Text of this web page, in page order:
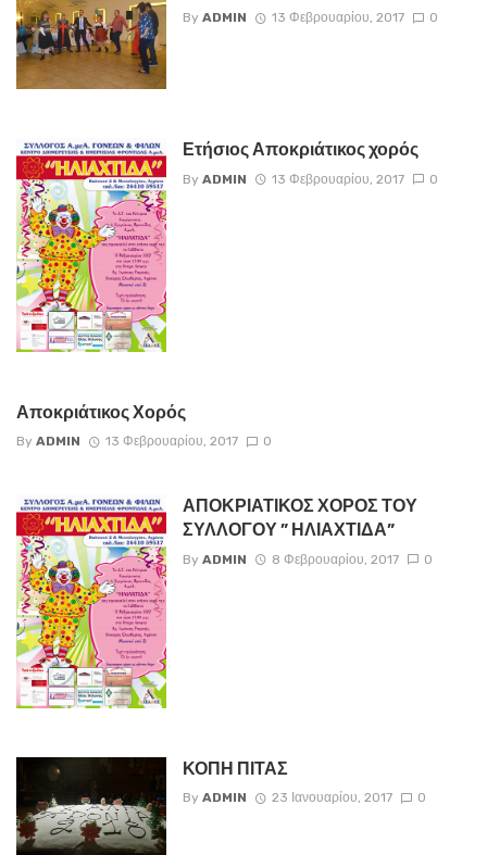
By ADMIN 13 Φεβρουαρίου, 2017 0
Ετήσιος Αποκριάτικος χορός
By ADMIN 13 Φεβρουαρίου, 2017 0
Αποκριάτικος Χορός
By ADMIN 13 Φεβρουαρίου, 2017 0
ΑΠΟΚΡΙΑΤΙΚΟΣ ΧΟΡΟΣ ΤΟΥ
ΣΥΛΛΟΓΟΥ ” ΗΛΙΑΧΤΙΔΑ”
By ADMIN 8 Φεβρουαρίου, 2017 0
ΚΟΠΗ ΠΙΤΑΣ
By ADMIN 23 Ιανουαρίου, 2017 0